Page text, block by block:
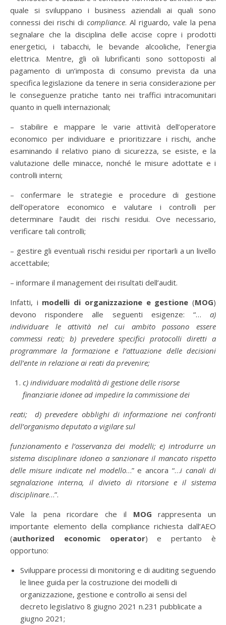
quale si sviluppano i business aziendali ai quali sono
connessi dei rischi di compliance. Al riguardo, vale la pena
segnalare che la disciplina delle accise copre i prodotti
energetici, i tabacchi, le bevande alcooliche, l’energia
elettrica. Mentre, gli oli lubrificanti sono sottoposti al
pagamento di un’imposta di consumo prevista da una
specifica legislazione da tenere in seria considerazione per
le conseguenze pratiche tanto nei traffici intracomunitari
quanto in quelli internazionali;
– stabilire e mappare le varie attività dell’operatore
economico per individuare e prioritizzare i rischi, anche
esaminando il relativo piano di sicurezza, se esiste, e la
valutazione delle minacce, nonché le misure adottate e i
controlli interni;
– confermare le strategie e procedure di gestione
dell’operatore economico e valutare i controlli per
determinare l’audit dei rischi residui. Ove necessario,
verificare tali controlli;
– gestire gli eventuali rischi residui per riportarli a un livello
accettabile;
– informare il management dei risultati dell’audit.
Infatti, i modelli di organizzazione e gestione (MOG)
devono rispondere alle seguenti esigenze: “… a)
individuare le attività nel cui ambito possono essere
commessi reati; b) prevedere specifici protocolli diretti a
programmare la formazione e l’attuazione delle decisioni
dell’ente in relazione ai reati da prevenire;
c) individuare modalità di gestione delle risorse
finanziarie idonee ad impedire la commissione dei
reati; d) prevedere obblighi di informazione nei confronti
dell’organismo deputato a vigilare sul
funzionamento e l’osservanza dei modelli; e) introdurre un
sistema disciplinare idoneo a sanzionare il mancato rispetto
delle misure indicate nel modello…” e ancora “…i canali di
segnalazione interna, il divieto di ritorsione e il sistema
disciplinare…”.
Vale la pena ricordare che il MOGrappresenta un
importante elemento della compliance richiesta dall’AEO
(authorized economic operator) e pertanto è
opportuno:
Sviluppare processi di monitoring e di auditing seguendo
le linee guida per la costruzione dei modelli di
organizzazione, gestione e controllo ai sensi del
decreto legislativo 8 giugno 2021 n.231 pubblicate a
giugno 2021;